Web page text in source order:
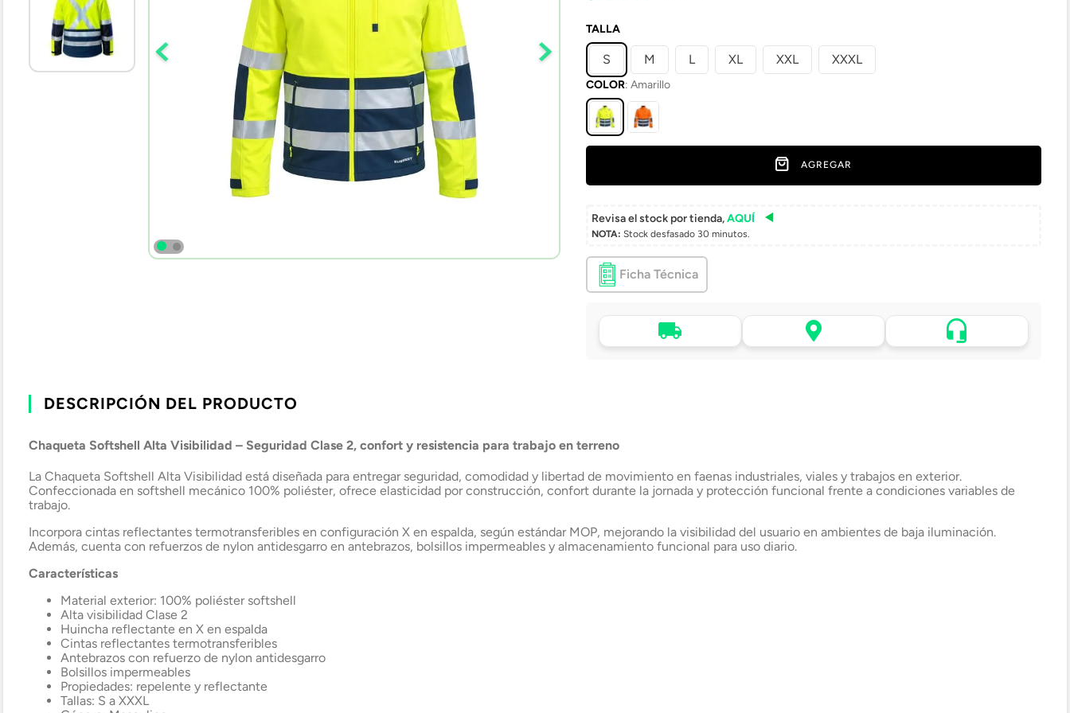
COLOR: Amarillo
TALLA
S M L XL XXL XXXL
AGREGAR
Revisa el stock por tienda,AQUÍ
NOTA: Stock desfasado 30 minutos.
Ficha Técnica
Tu compra, directo a tu
Retiro en tienda sin costo
Asistencia de venta por
WhatsApp
DESCRIPCIÓN DEL PRODUCTO
Chaqueta Softshell Alta Visibilidad – Seguridad Clase 2, confort y resistencia para trabajo en terreno
La Chaqueta Softshell Alta Visibilidad está diseñada para entregar seguridad, comodidad y libertad de movimiento en faenas industriales, viales y trabajos en exterior.
Confeccionada en softshell mecánico 100% poliéster, ofrece elasticidad por construcción, confort durante la jornada y protección funcional frente a condiciones variables de
trabajo.
Incorpora cintas reflectantes termotransferibles en configuración X en espalda, según estándar MOP, mejorando la visibilidad del usuario en ambientes de baja iluminación.
Además, cuenta con refuerzos de nylon antidesgarro en antebrazos, bolsillos impermeables y almacenamiento funcional para uso diario.
Características
Material exterior: 100% poliéster softshell
Alta visibilidad Clase 2
Huincha reflectante en X en espalda
Cintas reflectantes termotransferibles
Antebrazos con refuerzo de nylon antidesgarro
Bolsillos impermeables
Propiedades: repelente y reflectante
Tallas: S a XXXL